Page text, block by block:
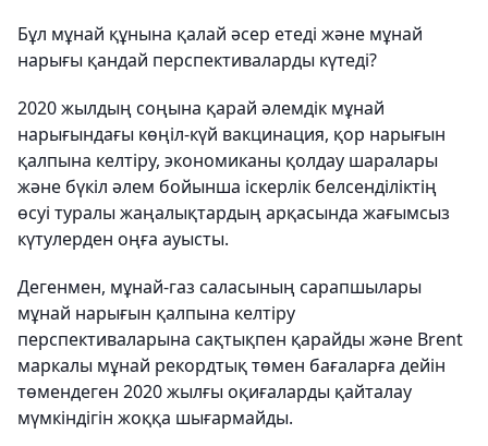
Бұл мұнай құнына қалай әсер етеді және мұнай
нарығы қандай перспективаларды күтеді?
2020 жылдың соңына қарай әлемдік мұнай
нарығындағы көңіл-күй вакцинация, қор нарығын
қалпына келтіру, экономиканы қолдау шаралары
және бүкіл әлем бойынша іскерлік белсенділіктің
өсуі туралы жаңалықтардың арқасында жағымсыз
күтулерден оңға ауысты.
Дегенмен, мұнай-газ саласының сарапшылары
мұнай нарығын қалпына келтіру
перспективаларына сақтықпен қарайды және Brent
маркалы мұнай рекордтық төмен бағаларға дейін
төмендеген 2020 жылғы оқиғаларды қайталау
мүмкіндігін жоққа шығармайды.